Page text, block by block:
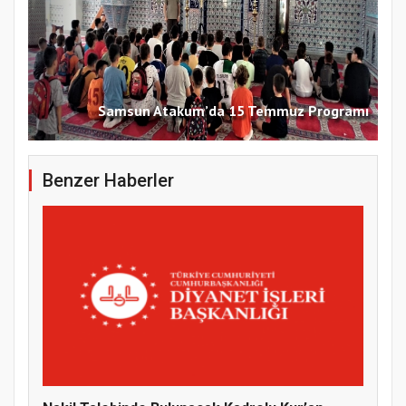
Samsun Atakum’da 15 Temmuz Programı
Benzer Haberler